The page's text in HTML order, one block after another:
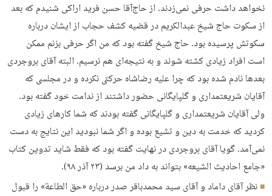
نخواهد داشت حرفی نمی‌زدند. از حاج‌آقا حسن فرید اراکی شنیدم که بعد
از سکوت حاج شیخ عبدالکریم در قضیه کشف حجاب از ایشان درباره
سکوتش پرسیده بود. حاج شیخ گفته بود که من اگر حرفی بزنم ممکن
است افراد زیادی کشته شوند و به نتیجه‌ای هم نرسیم. البته آقای بروجردی
بعدها نادم شده بود که چرا علیه رضاشاه حرکتی نکرده و در مجلسی که
آقایان شریعتمداری و گلپایگانی حضور داشتند از ندامت خود گفته بود.
ولی آقایان شریعتمداری و گلپایگانی گفته بودند که شما کارهای زیادی
کردید که خدمت به دین و تشیع بوده و اگر شما نبودید این نتایج به دست
نمی‌آمد. گویا آقای بروجردی در نهایت گفته بود که فقط شاید تدوین کتاب
«جامع احادیث الشیعه» بتواند به داد من برسد (۲۳ آذر ۹۸).
نظر آقای داماد و آقای سید محمدباقر صدر درباره «حق الطاعة» را قبول